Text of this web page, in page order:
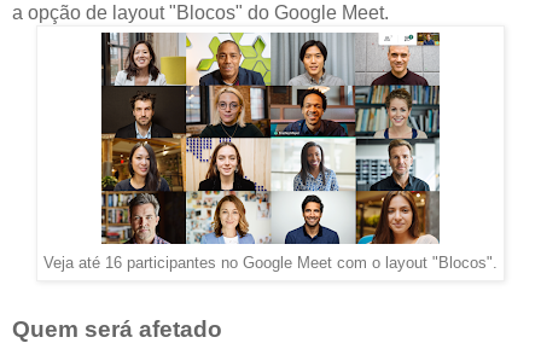
a opção de layout "Blocos" do Google Meet.
Veja até 16 participantes no Google Meet com o layout "Blocos".
Quem será afetado